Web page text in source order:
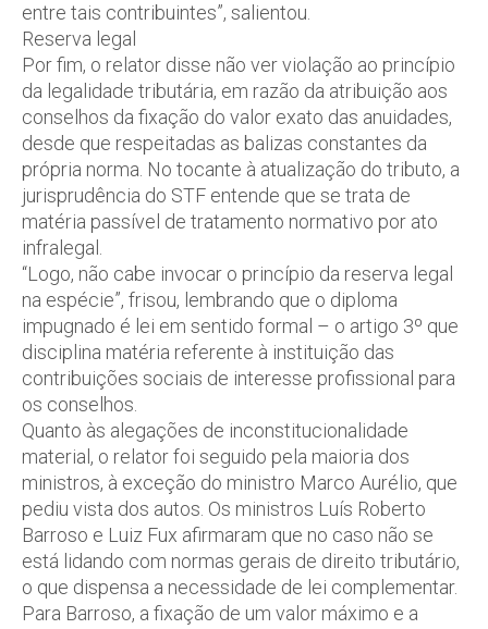
entre tais contribuintes”, salientou.
Reserva legal
Por fim, o relator disse não ver violação ao princípio
da legalidade tributária, em razão da atribuição aos
conselhos da fixação do valor exato das anuidades,
desde que respeitadas as balizas constantes da
própria norma. No tocante à atualização do tributo, a
jurisprudência do STF entende que se trata de
matéria passível de tratamento normativo por ato
infralegal.
“Logo, não cabe invocar o princípio da reserva legal
na espécie”, frisou, lembrando que o diploma
impugnado é lei em sentido formal – o artigo 3º que
disciplina matéria referente à instituição das
contribuições sociais de interesse profissional para
os conselhos.
Quanto às alegações de inconstitucionalidade
material, o relator foi seguido pela maioria dos
ministros, à exceção do ministro Marco Aurélio, que
pediu vista dos autos. Os ministros Luís Roberto
Barroso e Luiz Fux afirmaram que no caso não se
está lidando com normas gerais de direito tributário,
o que dispensa a necessidade de lei complementar.
Para Barroso, a fixação de um valor máximo e a